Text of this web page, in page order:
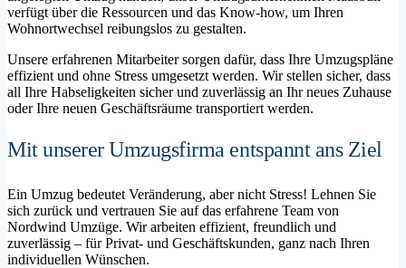
verfügt über die Ressourcen und das Know-how, um Ihren
Wohnortwechsel reibungslos zu gestalten.
Unsere erfahrenen Mitarbeiter sorgen dafür, dass Ihre Umzugspläne
effizient und ohne Stress umgesetzt werden. Wir stellen sicher, dass
all Ihre Habseligkeiten sicher und zuverlässig an Ihr neues Zuhause
oder Ihre neuen Geschäftsräume transportiert werden.
Mit unserer Umzugsfirma entspannt ans Ziel
Ein Umzug bedeutet Veränderung, aber nicht Stress! Lehnen Sie
sich zurück und vertrauen Sie auf das erfahrene Team von
Nordwind Umzüge. Wir arbeiten effizient, freundlich und
zuverlässig – für Privat- und Geschäftskunden, ganz nach Ihren
individuellen Wünschen.